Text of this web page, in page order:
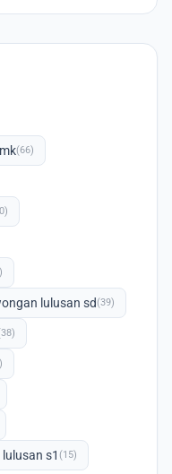
(66)
lulusan sd(39)
s1 (15)